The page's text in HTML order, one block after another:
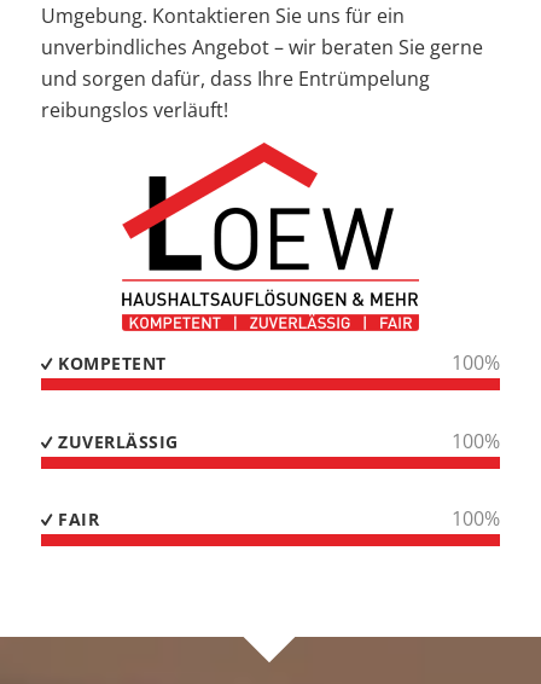
Umgebung. Kontaktieren Sie uns für ein
unverbindliches Angebot – wir beraten Sie gerne
und sorgen dafür, dass Ihre Entrümpelung
reibungslos verläuft!
KOMPETENT 100%
ZUVERLÄSSIG 100%
FAIR 100%